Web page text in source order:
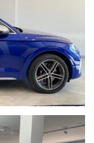
a 5 razze doppie a
Milano nera
l’accuratezza
tecnica e gli
non
a causa della non